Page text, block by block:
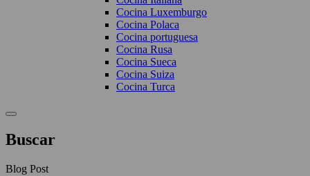
Cocina Luxemburgo
Cocina Polaca
Cocina portuguesa
Cocina Rusa
Cocina Sueca
Cocina Suiza
Cocina Turca
Buscar
Blog Post